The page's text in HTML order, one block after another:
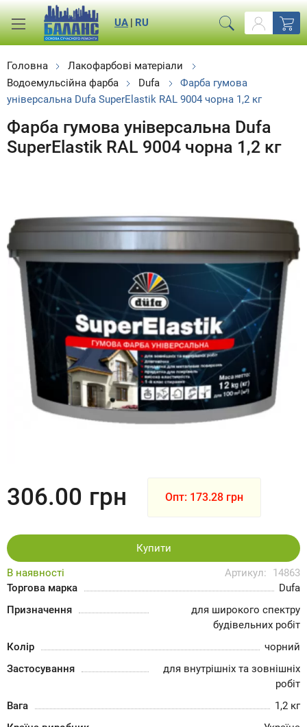
RU
|
UA
Головна
Лакофарбові матеріали
Водоемульсійна фарба
Dufa
Фарба гумова
універсальна Dufa SuperElastik RAL 9004 чорна 1,2 кг
Фарба гумова універсальна Dufa
SuperElastik RAL 9004 чорна 1,2 кг
В наявності Артикул:
14863
Торгова марка
Dufa
Призначення
для широкого спектру
будівельних робіт
Колір
чорний
Застосування
для внутрішніх та зовнішніх
робіт
Вага
1,2 кг
306.00 грн Опт: 173.28 грн
Купити